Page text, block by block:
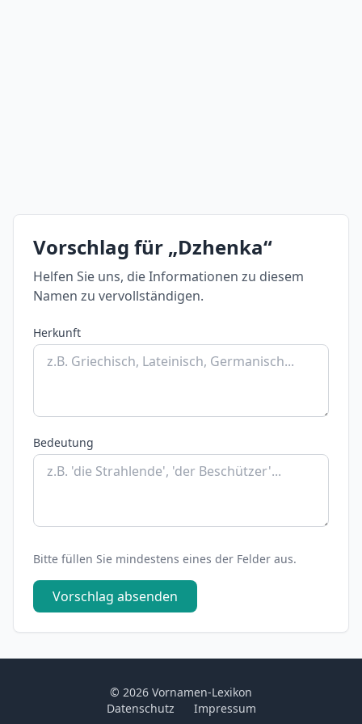
Vorschlag für „Dzhenka“
Helfen Sie uns, die Informationen zu diesem
Namen zu vervollständigen.
Herkunft
Bedeutung
Bitte füllen Sie mindestens eines der Felder aus.
Vorschlag absenden
© 2026 Vornamen-Lexikon
Datenschutz
Impressum